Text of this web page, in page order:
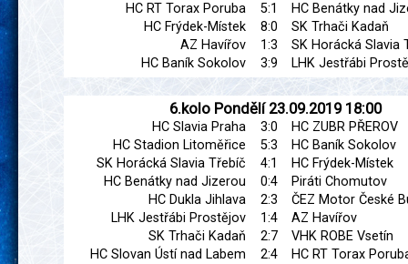
HC RT Torax Poruba
5:1
HC Benátky nad
HC Frýdek-Místek
8:0
SK Trhači Kadaň
AZ Havířov
1:3
SK Horácká Slavia
HC Baník Sokolov
3:9 LHK Jestřábi
6.kolo Pondělí 23.09.2019 18:00
HC Slavia Praha 3:0
HC ZUBR PŘEROV
HC Stadion Litoměřice
5:3
HC Baník Sokolov
SK Horácká Slavia Třebíč
4:1
HC Frýdek-Místek
HC Benátky nad Jizerou
0:4
Piráti Chomutov
HC Dukla Jihlava
2:3
ČEZ Motor České
LHK Jestřábi Prostějov
1:4
AZ Havířov
SK Trhači Kadaň
2:7
VHK ROBE Vsetín
HC Slovan Ústí nad Labem
2:4 HC RT Torax